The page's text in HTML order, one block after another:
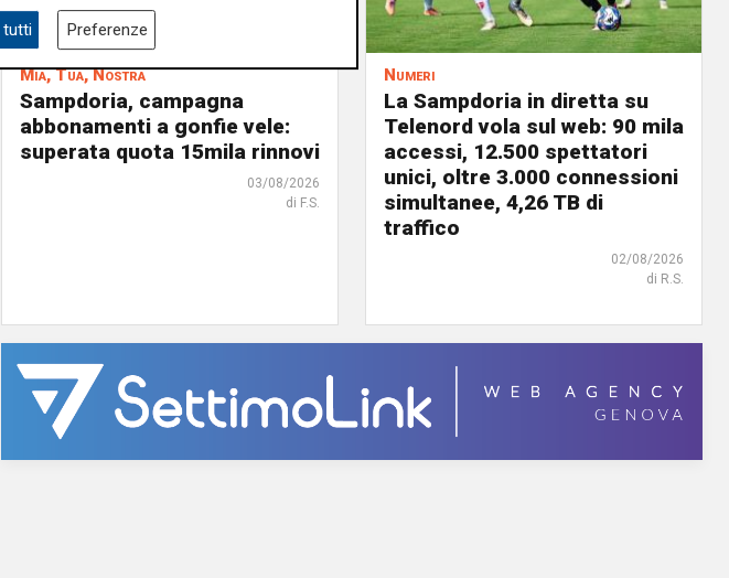
Mia, Tua, Nostra
Sampdoria, campagna
abbonamenti a gonfie vele:
superata quota 15mila rinnovi
03/08/2026
di F.S.
Numeri
La Sampdoria in diretta su
Telenord vola sul web: 90 mila
accessi, 12.500 spettatori
unici, oltre 3.000 connessioni
simultanee, 4,26 TB di
traffico
02/08/2026
di R.S.
tutti Preferenze